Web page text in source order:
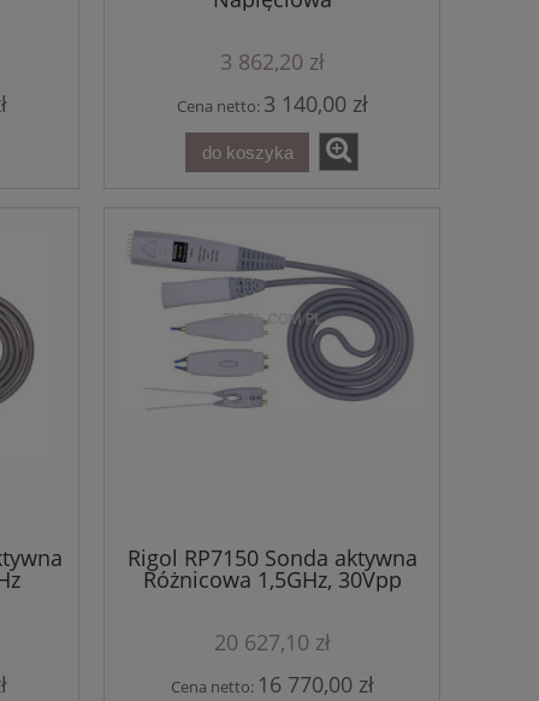
3 862,20 zł
Cena netto: 3 140,00 zł
do koszyka
Rigol RP7150 Sonda aktywna
Różnicowa 1,5GHz, 30Vpp
20 627,10 zł
Cena netto: 16 770,00 zł